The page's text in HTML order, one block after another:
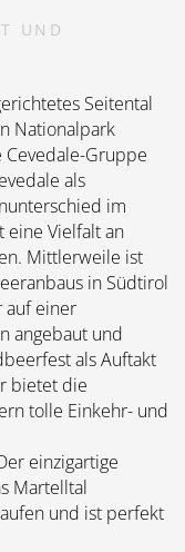
UND
Seitental
Nationalpark
Cevedale-Gruppe
als
im
eine Vielfalt an
Mittlerweile ist
in Südtirol
auf einer
angebaut und
als Auftakt
bietet die
tolle Einkehr- und
einzigartige
Martelltal
und ist perfekt